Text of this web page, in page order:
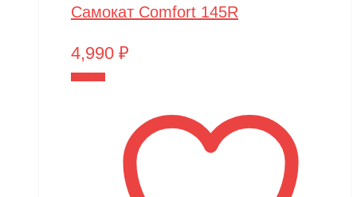
Самокат Comfort 145R
4,990 ₽